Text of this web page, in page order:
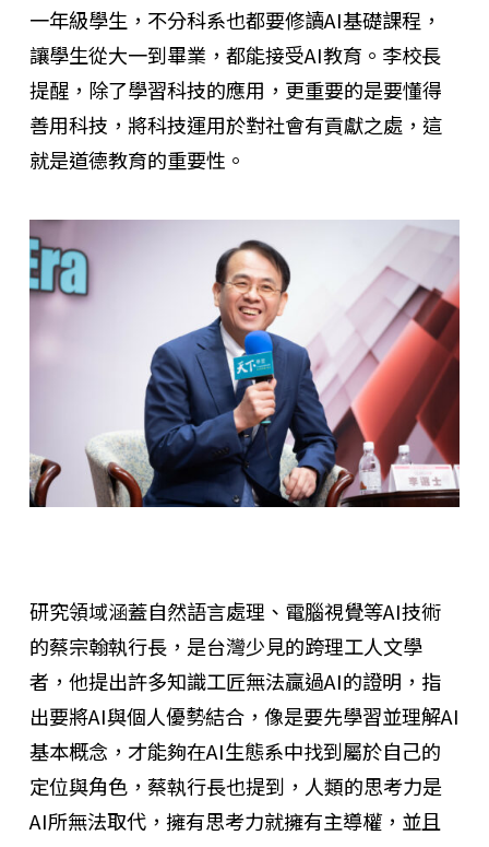
一年級學生，不分科系也都要修讀AI基礎課程，
讓學生從大一到畢業，都能接受AI教育。李校長
提醒，除了學習科技的應用，更重要的是要懂得
善用科技，將科技運用於對社會有貢獻之處，這
就是道德教育的重要性。
研究領域涵蓋自然語言處理、電腦視覺等AI技術
的蔡宗翰執行長，是台灣少見的跨理工人文學
者，他提出許多知識工匠無法贏過AI的證明，指
出要將AI與個人優勢結合，像是要先學習並理解AI
基本概念，才能夠在AI生態系中找到屬於自己的
定位與角色，蔡執行長也提到，人類的思考力是
AI所無法取代，擁有思考力就擁有主導權，並且